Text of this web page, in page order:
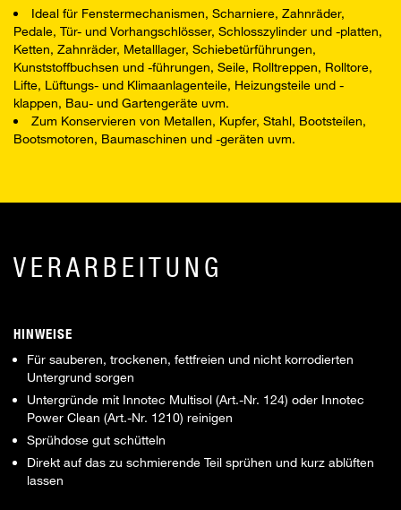
Ideal für Fenstermechanismen, Scharniere, Zahnräder,
Pedale, Tür- und Vorhangschlösser, Schlosszylinder und -platten,
Ketten, Zahnräder, Metalllager, Schiebetürführungen,
Kunststoffbuchsen und -führungen, Seile, Rolltreppen, Rolltore,
Lifte, Lüftungs- und Klimaanlagenteile, Heizungsteile und -
klappen, Bau- und Gartengeräte uvm.
Zum Konservieren von Metallen, Kupfer, Stahl, Bootsteilen,
Bootsmotoren, Baumaschinen und -geräten uvm.
VERARBEITUNG
HINWEISE
Für sauberen, trockenen, fettfreien und nicht korrodierten
Untergrund sorgen
Untergründe mit Innotec Multisol (Art.-Nr. 124) oder Innotec
Power Clean (Art.-Nr. 1210) reinigen
Sprühdose gut schütteln
Direkt auf das zu schmierende Teil sprühen und kurz ablüften
lassen